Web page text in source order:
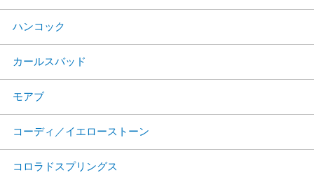
ハンコック
カールスバッド
モアブ
コーディ／イエローストーン
コロラドスプリングス